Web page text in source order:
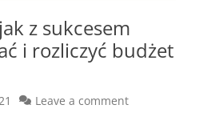
z sukcesem
i rozliczyć budżet
Leave a comment